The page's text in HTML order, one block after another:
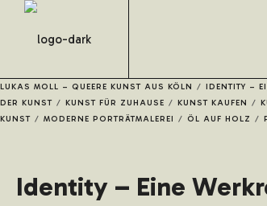
LUKAS MOLL – QUEERE KUNST AUS KÖLN / IDENTITY –
DER KUNST / KUNST FÜR ZUHAUSE / KUNST KAUFEN /
KUNST / MODERNE PORTRÄTMALEREI / ÖL AUF HOLZ /
Identity – Eine